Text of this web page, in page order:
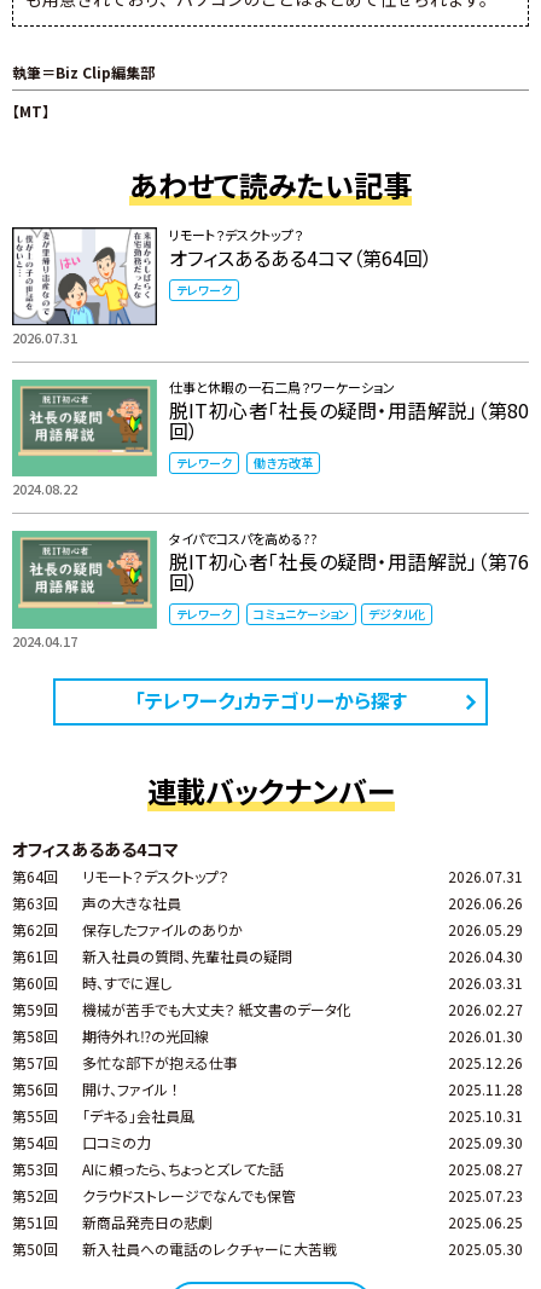
執筆＝Biz Clip編集部
【MT】
あわせて読みたい記事
2026.07.31
リモート？デスクトップ？
オフィスあるある4コマ（第64回）
テレワーク
2024.08.22
仕事と休暇の一石二鳥？ワーケーション
脱IT初心者「社長の疑問・用語解説」（第80
回）
テレワーク 働き方改革
2024.04.17
タイパでコスパを高める??
脱IT初心者「社長の疑問・用語解説」（第76
回）
テレワーク コミュニケーション デジタル化
「テレワーク」カテゴリーから探す
連載バックナンバー
オフィスあるある4コマ
第64回 リモート？デスクトップ？
2026.07.31
第63回
声の大きな社員
2026.06.26
第62回
保存したファイルのありか
2026.05.29
第61回
新入社員の質問、先輩社員の疑問
2026.04.30
第60回
時、すでに遅し
2026.03.31
第59回
機械が苦手でも大丈夫？ 紙文書のデータ化
2026.02.27
第58回
期待外れ⁉の光回線
2026.01.30
第57回
多忙な部下が抱える仕事
2025.12.26
第56回
開け、ファイル ！
2025.11.28
第55回
「デキる」会社員風
2025.10.31
第54回
口コミの力
2025.09.30
第53回
AIに頼ったら、ちょっとズレてた話
2025.08.27
第52回
クラウドストレージでなんでも保管
2025.07.23
第51回
新商品発売日の悲劇
2025.06.25
第50回
新入社員への電話のレクチャーに大苦戦 2025.05.30